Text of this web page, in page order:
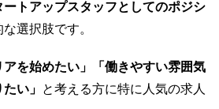
トアップスタッフとしてのポジシ
選択肢です。
アを始めたい」「働きやすい雰囲気
い」 と考える方に特に人気の求人